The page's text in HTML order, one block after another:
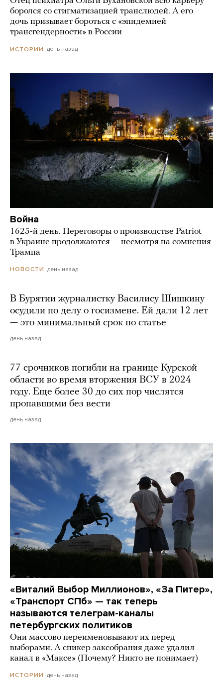
боролся со стигматизацией транслюдей. А его
дочь призывает бороться с «эпидемией
трансгендерности» в России
ИСТОРИИ день назад
Война
1625-й день. Переговоры о производстве Patriot
в Украине продолжаются — несмотря на сомнения
Трампа
НОВОСТИ день назад
В Бурятии журналистку Василису Шишкину
осудили по делу о госизмене. Ей дали 12 лет
— это минимальный срок по статье
день назад
77 срочников погибли на границе Курской
области во время вторжения ВСУ в 2024
году. Еще более 30 до сих пор числятся
пропавшими без вести
день назад
«Виталий Выбор Миллионов», «За Питер»,
«Транспорт СПб» — так теперь
называются телеграм-каналы
петербургских политиков
Они массово переименовывают их перед
выборами. А спикер заксобрания даже удалил
канал в «Максе» (Почему? Никто не понимает)
ИСТОРИИ день назад